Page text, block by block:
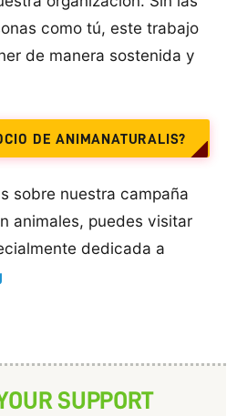
como tú, este trabajo
de manera sostenida y
DE ANIMANATURALIS?
sobre nuestra campaña
animales, puedes visitar
dedicada a
SUPPORT